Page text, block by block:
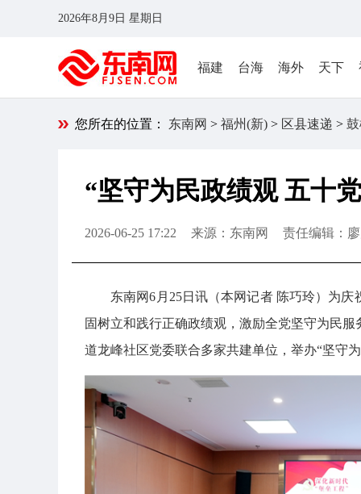
2026年8月9日 星期日
福建 台海 海外 天下
您所在的位置： 东南网 > 福州(新) > 区县速递 >
“坚守为民政绩观 五十
2026-06-25 17:22 来源：东南网 责任编辑：
东南网6月25日讯（本网记者 陈巧玲）为
固树立和践行正确政绩观，激励全党坚守为民
道龙峰社区党委联合多家共建单位，举办“坚守